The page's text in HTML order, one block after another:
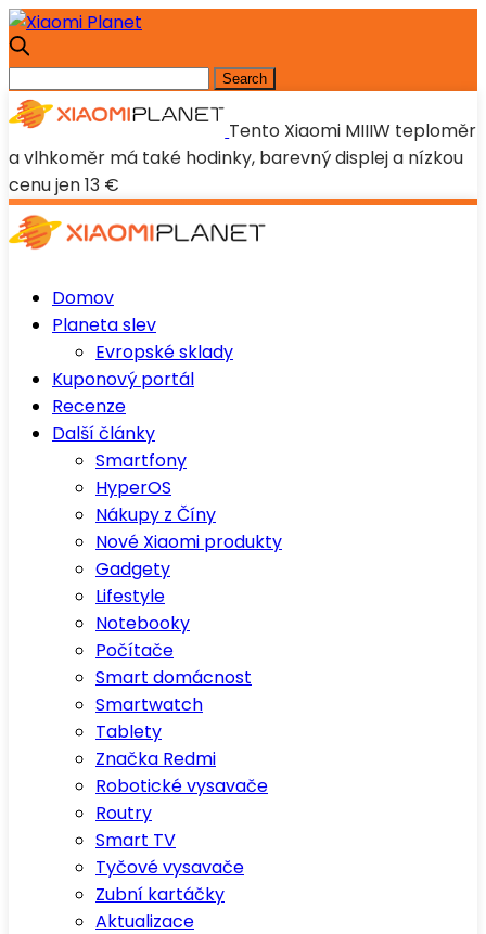
Tento Xiaomi MIIIW teploměr
a vlhkoměr má také hodinky, barevný displej a nízkou
cenu jen 13 €
Domov
Planeta slev
Evropské sklady
Kuponový portál
Recenze
Další články
Smartfony
HyperOS
Nákupy z Číny
Nové Xiaomi produkty
Gadgety
Lifestyle
Notebooky
Počítače
Smart domácnost
Smartwatch
Tablety
Značka Redmi
Robotické vysavače
Routry
Smart TV
Tyčové vysavače
Zubní kartáčky
Aktualizace